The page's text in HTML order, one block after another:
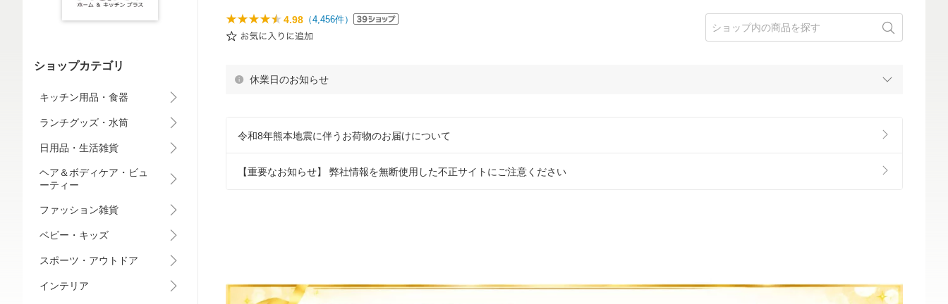
ショップカテゴリ
キッチン用品・食器
ランチグッズ・水筒
日用品・生活雑貨
ヘア＆ボディケア・ビュ
ーティー
ファッション雑貨
ベビー・キッズ
スポーツ・アウトドア
インテリア
4.98 （4,456件）
休業日のお知らせ
令和8年熊本地震に伴うお荷物のお届けについて
【重要なお知らせ】 弊社情報を無断使用した不正サイトにご注意ください